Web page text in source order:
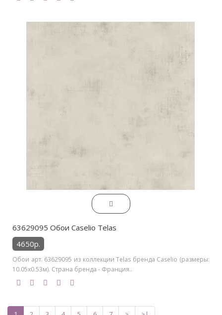
63629095 Обои Caselio Telas
4650р.
Обои арт. 63629095 из коллекции Telas бренда Caselio (размеры:
10.05х0.53м). Страна бренда - Франция..